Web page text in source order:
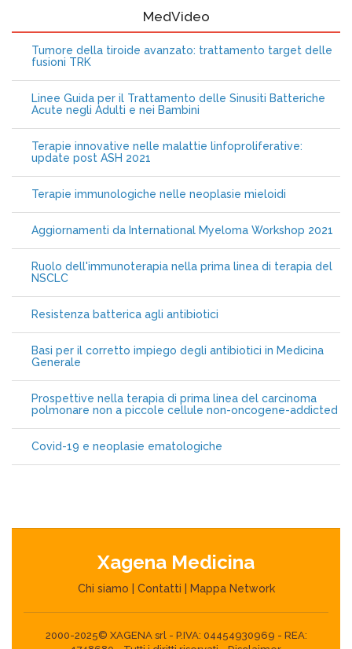
MedVideo
Tumore della tiroide avanzato: trattamento target delle
fusioni TRK
Linee Guida per il Trattamento delle Sinusiti Batteriche
Acute negli Adulti e nei Bambini
Terapie innovative nelle malattie linfoproliferative:
update post ASH 2021
Terapie immunologiche nelle neoplasie mieloidi
Aggiornamenti da International Myeloma Workshop 2021
Ruolo dell'immunoterapia nella prima linea di terapia del
NSCLC
Resistenza batterica agli antibiotici
Basi per il corretto impiego degli antibiotici in Medicina
Generale
Prospettive nella terapia di prima linea del carcinoma
polmonare non a piccole cellule non-oncogene-addicted
Covid-19 e neoplasie ematologiche
Xagena Medicina
Chi siamo Contatti Mappa Network
2000-2025© XAGENA srl - P.IVA: 04454930969 - REA: